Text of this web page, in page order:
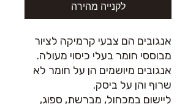
לקנייה מהירה
אנגובים הם צבעי קרמיקה לציור
מבוססי חומר בעלי כיסוי מעולה.
אנגובים מיושמים הן על חומר לא
שרוף והן על ביסק.
ליישום במכחול, מברשת, ספוג,